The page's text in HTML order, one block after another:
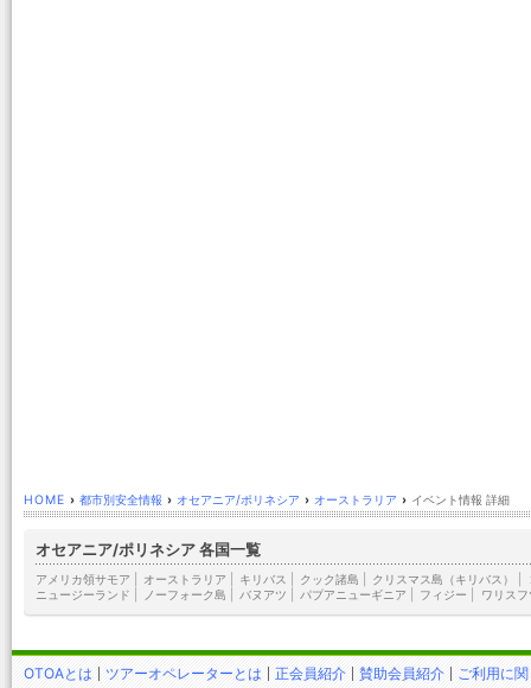
HOME › 都市別安全情報 › オセアニア/ポリネシア › オーストラリア › イベント情報 詳細
オセアニア/ポリネシア 各国一覧
アメリカ領サモア オーストラリア キリバス クック諸島 クリスマス島（キリバス）
ニュージーランド
ノーフォーク島 バヌアツ パプアニューギニア フィジー ワリス
OTOAとは ツアーオペレーターとは 正会員紹介 賛助会員紹介 ご利用に